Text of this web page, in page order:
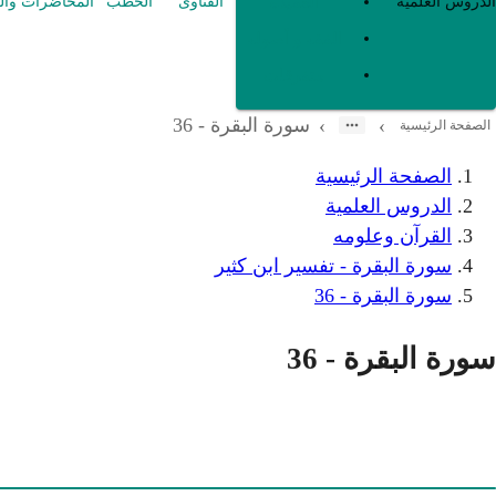
الصفحة الرئيسية ›
› سورة البقرة - 36
الصفحة الرئيسية
الدروس العلمية
القرآن وعلومه
سورة البقرة - تفسير ابن كثير
سورة البقرة - 36
سورة البقرة - 36